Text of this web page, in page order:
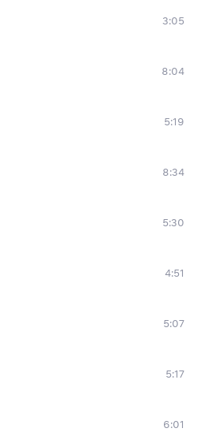
3:05
8:04
5:19
8:34
5:30
4:51
5:07
5:17
6:01